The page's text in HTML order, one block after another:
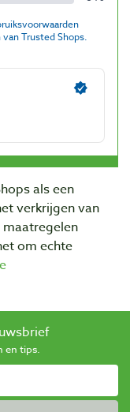
als een
verkrijgen van
om echte
en tips.